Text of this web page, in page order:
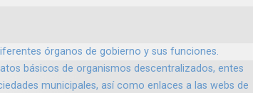
órganos de gobierno y sus funciones.
básicos de organismos descentralizados, entes
municipales, así como enlaces a las webs de